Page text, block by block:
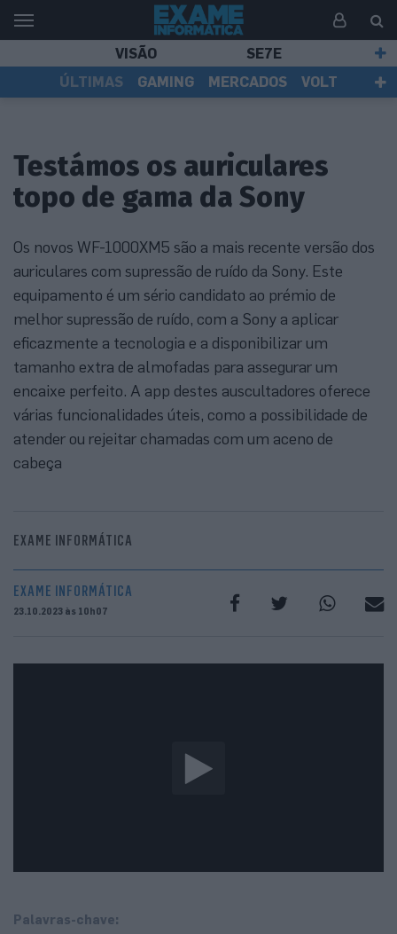
VISÃO
SE7E
ÚLTIMAS
GAMING MERCADOS
VOLT
Testámos os auriculares
topo de gama da Sony
Os novos WF-1000XM5 são a mais recente versão dos
auriculares com supressão de ruído da Sony. Este
equipamento é um sério candidato ao prémio de
melhor supressão de ruído, com a Sony a aplicar
eficazmente a tecnologia e a disponibilizar um
tamanho extra de almofadas para assegurar um
encaixe perfeito. A app destes auscultadores oferece
várias funcionalidades úteis, como a possibilidade de
atender ou rejeitar chamadas com um aceno de
cabeça
EXAME INFORMÁTICA
EXAME INFORMÁTICA
23.10.2023 às 10h07
Palavras-chave: